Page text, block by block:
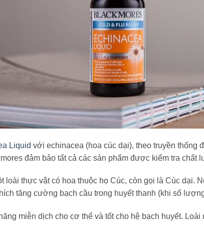
Liquid với echinacea (hoa cúc dại), theo truyền
đảm bảo tất cả các sản phẩm được kiểm tra chất
loài thực vật có hoa thuộc họ Cúc, còn gọi là Cúc dại.
tăng cường bạch cầu trong huyết thanh (khi số
miễn dịch cho cơ thể và tốt cho hệ bạch huyết.